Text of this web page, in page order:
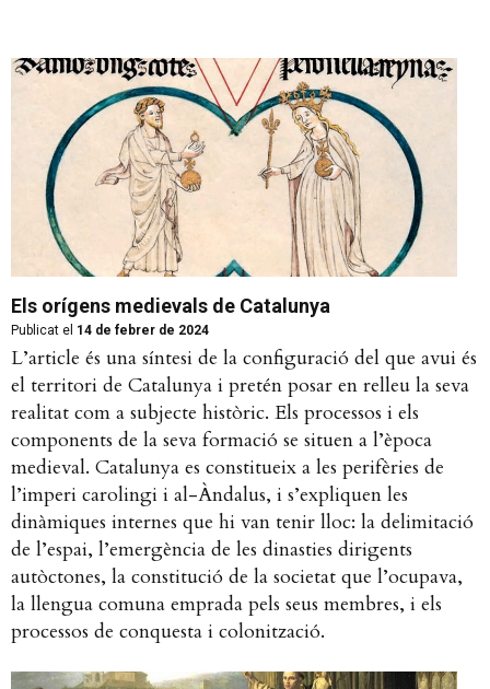
Els orígens medievals de Catalunya
Publicat el 14 de febrer de 2024
L’article és una síntesi de la configuració del que avui és
el territori de Catalunya i pretén posar en relleu la seva
realitat com a subjecte històric. Els processos i els
components de la seva formació se situen a l’època
medieval. Catalunya es constitueix a les perifèries de
l’imperi carolingi i al-Àndalus, i s’expliquen les
dinàmiques internes que hi van tenir lloc: la delimitació
de l’espai, l’emergència de les dinasties dirigents
autòctones, la constitució de la societat que l’ocupava,
la llengua comuna emprada pels seus membres, i els
processos de conquesta i colonització.